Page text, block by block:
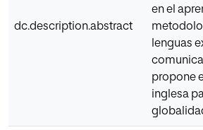
dc.description.abstract
en el
lenguas
propone
inglesa